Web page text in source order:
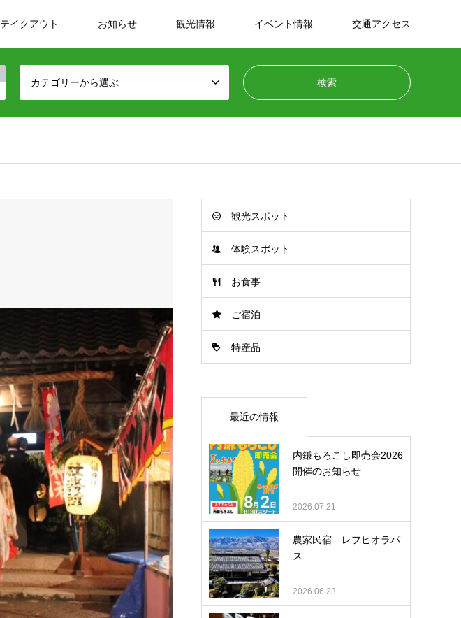
テイクアウト お知らせ 観光情報 イベント情報 交通アクセス
カテゴリーから選ぶ
観光スポット
体験スポット
お食事
ご宿泊
特産品
最近の情報
内鎌もろこし即売会2026
開催のお知らせ
2026.07.21
農家民宿 レフヒオラパ
ス
2026.06.23